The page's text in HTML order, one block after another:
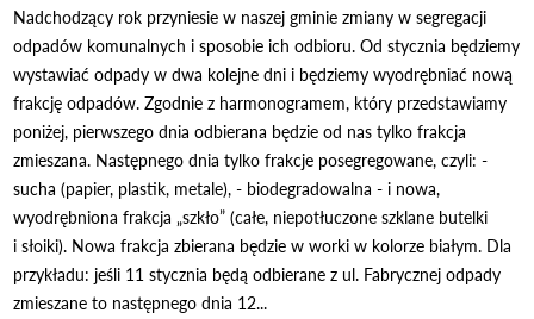
Nadchodzący rok przyniesie w naszej gminie zmiany w segregacji
odpadów komunalnych i sposobie ich odbioru. Od stycznia będziemy
wystawiać odpady w dwa kolejne dni i będziemy wyodrębniać nową
frakcję odpadów. Zgodnie z harmonogramem, który przedstawiamy
poniżej, pierwszego dnia odbierana będzie od nas tylko frakcja
zmieszana. Następnego dnia tylko frakcje posegregowane, czyli: -
sucha (papier, plastik, metale), - biodegradowalna - i nowa,
wyodrębniona frakcja „szkło” (całe, niepotłuczone szklane butelki
i słoiki). Nowa frakcja zbierana będzie w worki w kolorze białym. Dla
przykładu: jeśli 11 stycznia będą odbierane z ul. Fabrycznej odpady
zmieszane to następnego dnia 12...